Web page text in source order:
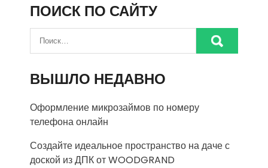
ПОИСК ПО САЙТУ
ВЫШЛО НЕДАВНО
Оформление микрозаймов по номеру
телефона онлайн
Создайте идеальное пространство на даче с
доской из ДПК от WOODGRAND